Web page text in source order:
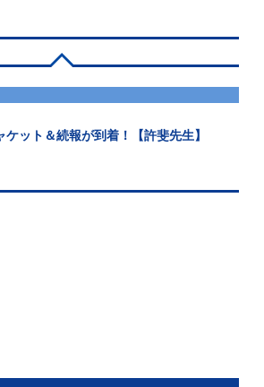
ット＆続報が到着！【許斐先生】